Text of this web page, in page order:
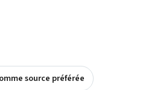
source préférée